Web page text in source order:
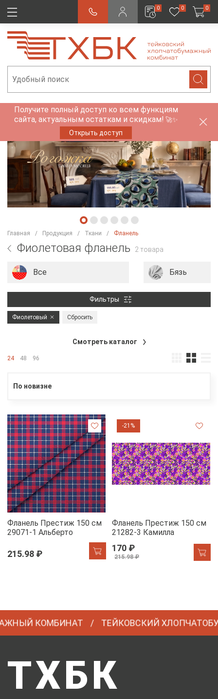
0 0 0
Получите полный доступ ко всем функциям
сайта, актуальным остаткам и скидкам! 🚀✨
Открыть доступ
Главная Продукция Ткани Фланель
Фиолетовая фланель 2 товара
Все Бязь
Фильтры
Фиолетовый Сбросить
Смотреть каталог
24 48 96
По новизне
Фланель Престиж 150 см
29071-1 Альберто
215.98 ₽
-21%
Фланель Престиж 150 см
21282-3 Камилла
170 ₽
215.98 ₽
КОМБИНАТ ТЕЙКОВСКИЙ
ТХБК